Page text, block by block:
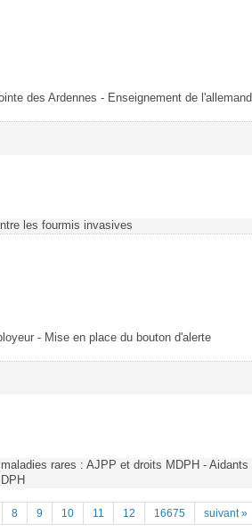
des Ardennes - Enseignement de l'allemand
les fourmis invasives
- Mise en place du bouton d'alerte
rares : AJPP et droits MDPH - Aidants
8 9 10 11 12 16675 suivant »